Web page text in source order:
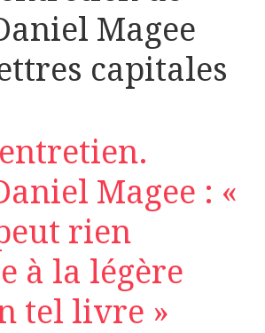
Magee
capitales
Magee : «
rien
à la légère
tel livre »